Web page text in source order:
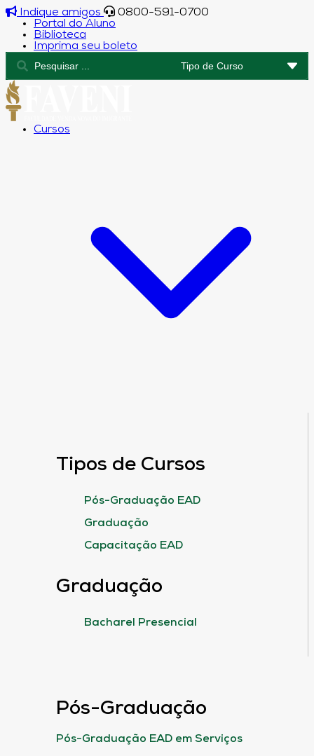
Indique amigos
0800-591-0700
Portal do Aluno
Biblioteca
Imprima seu boleto
Cursos
Tipos de Cursos
Pós-Graduação EAD
Graduação
Capacitação EAD
Graduação
Bacharel Presencial
Pós-Graduação
Pós-Graduação EAD em Serviços